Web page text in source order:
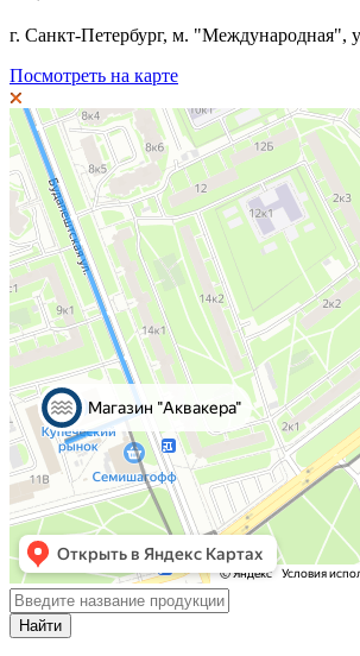
г. Санкт-Петербург, м. "Международная",
Посмотреть на карте